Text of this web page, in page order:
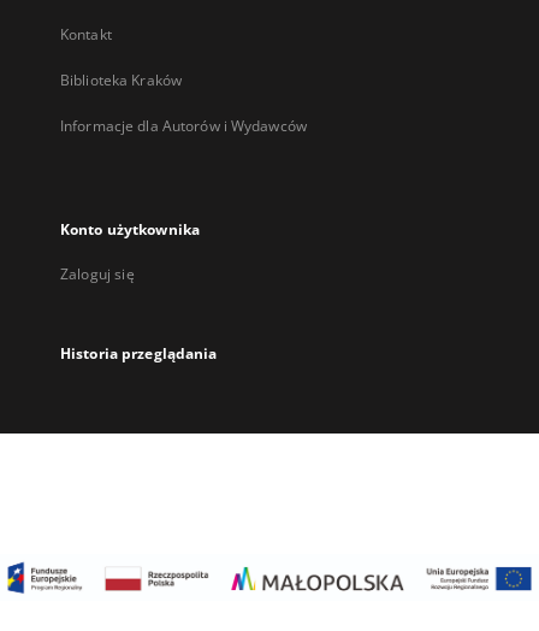
Kontakt
Biblioteka Kraków
Informacje dla Autorów i Wydawców
Konto użytkownika
Zaloguj się
Historia przeglądania